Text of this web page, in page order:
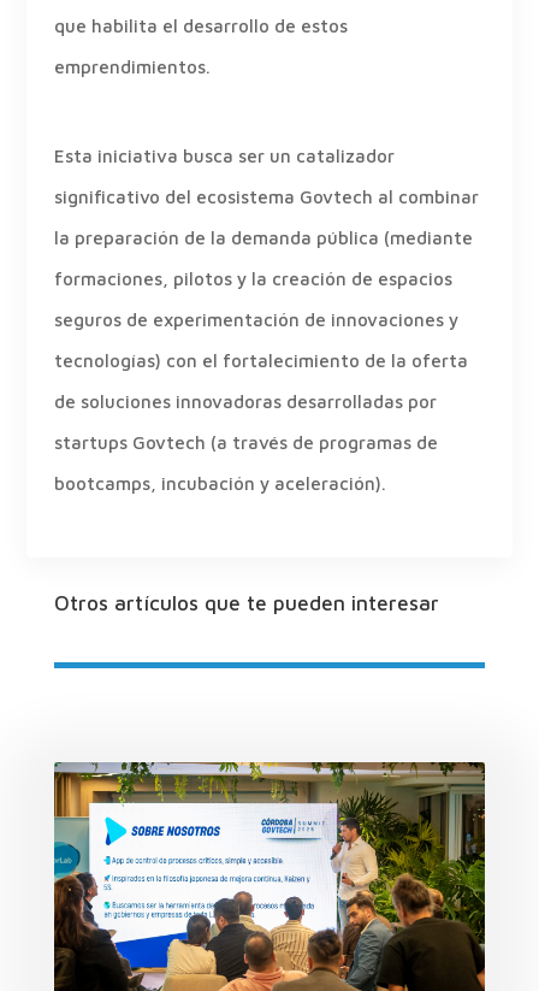
que habilita el desarrollo de estos
emprendimientos.
Esta iniciativa busca ser un catalizador
significativo del ecosistema Govtech al combinar
la preparación de la demanda pública (mediante
formaciones, pilotos y la creación de espacios
seguros de experimentación de innovaciones y
tecnologías) con el fortalecimiento de la oferta
de soluciones innovadoras desarrolladas por
startups Govtech (a través de programas de
bootcamps, incubación y aceleración).
Otros artículos que te pueden interesar